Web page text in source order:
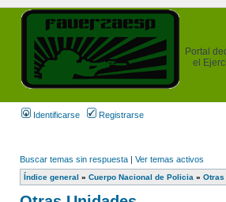
Portal
el
Identificarse Registrarse
Buscar temas sin respuesta | Ver temas activos
Índice general » Cuerpo Nacional de Policia » Otras